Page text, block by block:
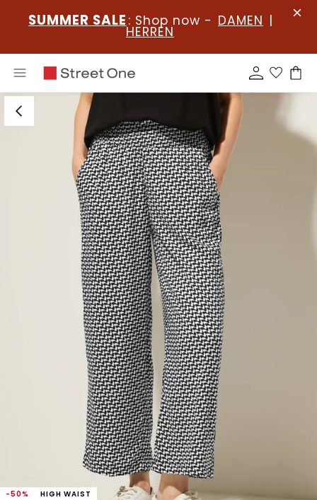
SUMMER SALE : Shop now - DAMEN |
HERREN
-50%
HIGH WAIST